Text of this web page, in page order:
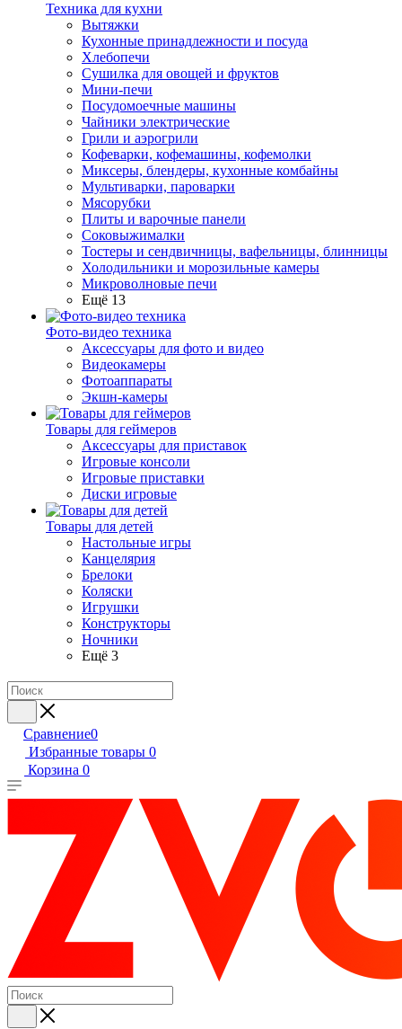
Техника для кухни
Вытяжки
Кухонные принадлежности и посуда
Хлебопечи
Сушилка для овощей и фруктов
Мини-печи
Посудомоечные машины
Чайники электрические
Грили и аэрогрили
Кофеварки, кофемашины, кофемолки
Миксеры, блендеры, кухонные комбайны
Мультиварки, пароварки
Мясорубки
Плиты и варочные панели
Соковыжималки
Тостеры и сендвичницы, вафельницы, блинницы
Холодильники и морозильные камеры
Микроволновые печи
Ещё 13
Фото-видео техника
Аксессуары для фото и видео
Видеокамеры
Фотоаппараты
Экшн-камеры
Товары для геймеров
Аксессуары для приставок
Игровые консоли
Игровые приставки
Диски игровые
Товары для детей
Настольные игры
Канцелярия
Брелоки
Коляски
Игрушки
Конструкторы
Ночники
Ещё 3
Сравнение0
Избранные товары 0
Корзина 0